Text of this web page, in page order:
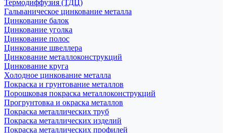
Термодиффузия (ТДЦ)
Гальваническое цинкование металла
Цинкование балок
Цинкование уголка
Цинкование полос
Цинкование швеллера
Цинкование металлоконструкций
Цинкование круга
Холодное цинкование металла
Покраска и грунтование металлов
Порошковая покраска металлоконструкций
Прогрунтовка и окраска металлов
Покраска металлических труб
Покраска металлических изделий
Покраска металлических профилей